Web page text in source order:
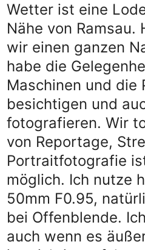
Wetter ist eine
Nähe von Ramsau.
wir einen ganzen
habe die
Maschinen und die
besichtigen und
fotografieren. Wir
von Reportage,
Portraitfotografie
möglich. Ich nutze
50mm F0.95,
bei Offenblende.
auch wenn es